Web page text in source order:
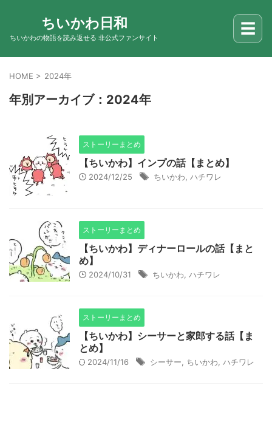
ちいかわ日和
ちいかわの物語を読み返せる 非公式ファンサイト ☰
HOME > 2024年
年別アーカイブ：2024年
ストーリーまとめ
【ちいかわ】インプの話【まとめ】
2024/12/25 ちいかわ ハチワレ
ストーリーまとめ
【ちいかわ】ディナーロールの話【まと
め】
2024/10/31 ちいかわ ハチワレ
ストーリーまとめ
【ちいかわ】シーサーと家郎する話【ま
とめ】
2024/11/16 シーサー ちいかわ ハチワレ